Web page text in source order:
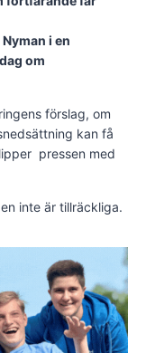
i en
om
förslag, om
kan få
pressen med
inte är tillräckliga.